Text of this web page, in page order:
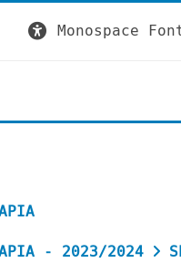
Monospace
- 2023/2024